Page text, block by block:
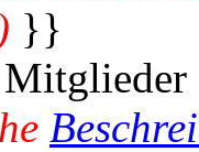
) }}